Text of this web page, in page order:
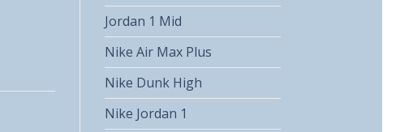
Jordan 1 Mid
Nike Air Max Plus
Nike Dunk High
Nike Jordan 1